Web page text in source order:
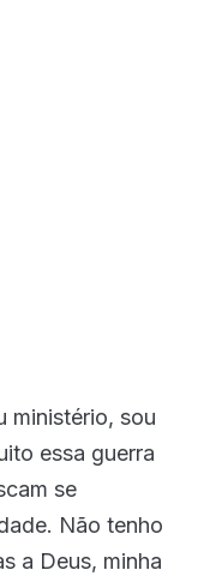
ministério, sou
essa guerra
se
Não tenho
a Deus, minha